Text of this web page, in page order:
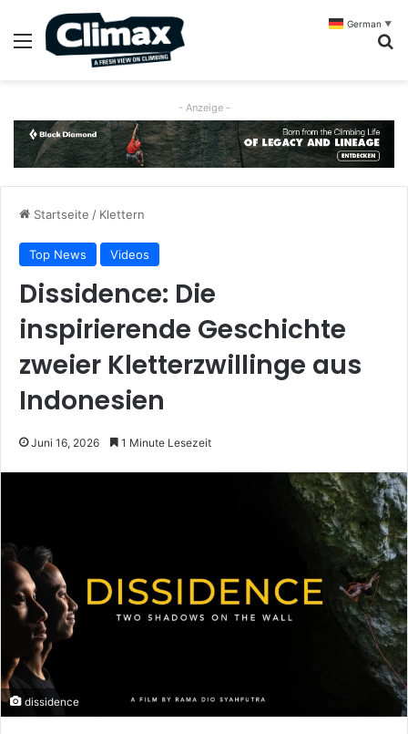
Menü
- Anzeige -
Startseite / Klettern
Top News Videos
Dissidence: Die
inspirierende Geschichte
zweier Kletterzwillinge aus
Indonesien
Juni 16, 2026 1 Minute Lesezeit
dissidence
German ▼